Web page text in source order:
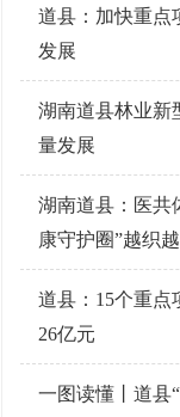
道县：加快重点
发展
湖南道县林业新
量发展
湖南道县：医共
康守护圈”越织
道县：15个重点
26亿元
一图读懂丨道县